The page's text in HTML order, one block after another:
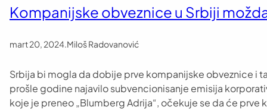
Kompanijske obveznice u Srbiji
mart 20, 2024.Miloš Radovanović
Srbija bi mogla da dobije prve kompanijske obveznice i
prošle godine najavilo subvencionisanje emisija
koje je preneo „Blumberg Adrija“, očekuje se da će